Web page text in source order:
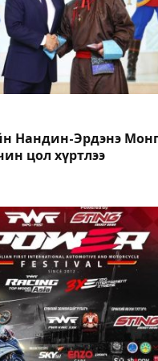
Нандин-Эрдэнэ
цол хүртлээ